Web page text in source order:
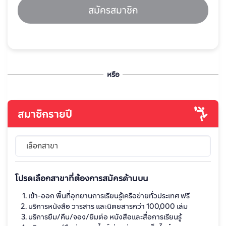
สมัครสมาชิก
หรือ
สมาชิกรายปี
เลือกสาขา
โปรดเลือกสาขาที่ต้องการสมัครด้านบน
เข้า-ออก พื้นที่อุทยานการเรียนรู้เครือข่ายทั่วประเทศ ฟรี
บริการหนังสือ วารสาร และนิตยสารกว่า 100,000 เล่ม
บริการยืม/คืน/จอง/ยืมต่อ หนังสือและสื่อการเรียนรู้